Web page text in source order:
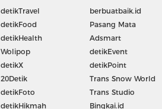
detikTravel
detikFood
detikHealth
Wolipop
detikX
20Detik
detikFoto
detikHikmah
berbuatbaik.id
Pasang Mata
Adsmart
detikEvent
detikPoint
Trans Snow World
Trans Studio
Bingkai.id